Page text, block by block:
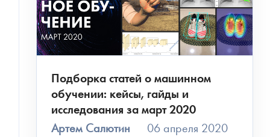
Подборка статей о машинном
обучении: кейсы, гайды и
исследования за март 2020
Артем Салютин
06 апреля 2020